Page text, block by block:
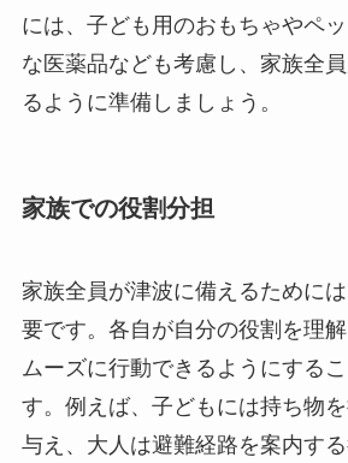
には、子ども用のおもちゃやペ
な医薬品なども考慮し、家族全
るように準備しましょう。
家族での役割分担
家族全員が津波に備えるために
要です。各自が自分の役割を理
ムーズに行動できるようにする
す。例えば、子どもには持ち物
与え、大人は避難経路を案内す